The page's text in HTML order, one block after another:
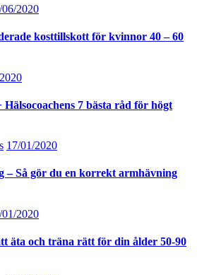
06/2020
kosttillskott för kvinnor 40 – 60
Hälsocoachens 7 bästa råd för högt
17/01/2020
– Så gör du en korrekt armhävning
01/2020
äta och träna rätt för din ålder 50-90